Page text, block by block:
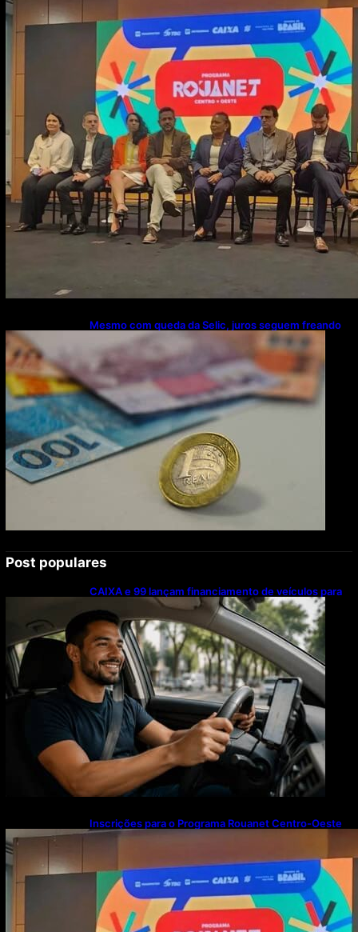
Mesmo com queda da Selic, juros seguem freando
investimentos, diz CNI
Post populares
CAIXA e 99 lançam financiamento de veículos para
motoristas parceiros; confira as regras
Inscrições para o Programa Rouanet Centro-Oeste
seguem abertas até 13 de agosto